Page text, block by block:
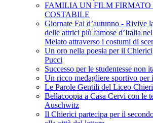
FAMILIA UN FILM FIRMATO
COSTABILE
Giornate Fai d’autunno - Rivive
delle attrici più famose d’Italia
Melato attraverso i costumi di
Un oro nella poesia per il
Pucci
Successo per le studentesse non
Un ricco medagliere sportivo per
Le Parole Gentili del Liceo
Bellacoopia a Casa Cervi con le
Auschwitz
Il Chierici partecipa per il